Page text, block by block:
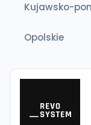
Kujawsko-
Opolskie